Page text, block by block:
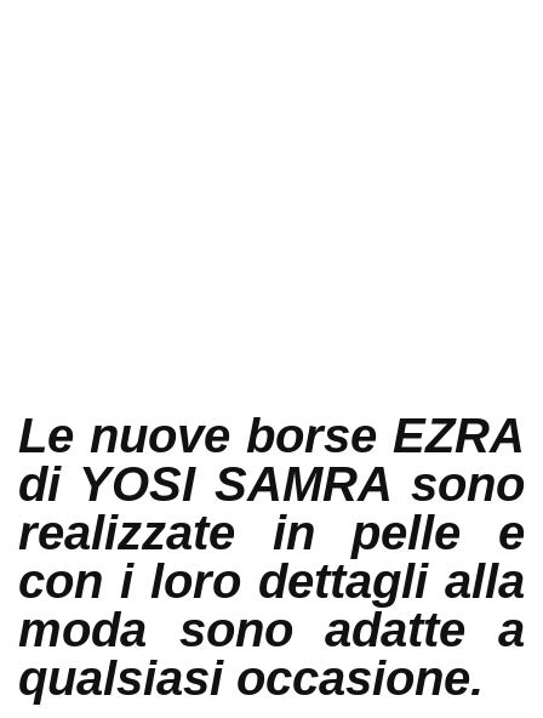
Le nuove borse EZRA
di YOSI SAMRA sono
realizzate in pelle e
con i loro dettagli alla
moda sono adatte a
qualsiasi occasione.